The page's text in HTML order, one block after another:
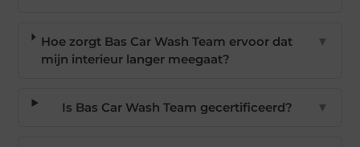
Hoe zorgt Bas Car Wash Team ervoor dat
mijn interieur langer meegaat?
▼
Is Bas Car Wash Team gecertificeerd? ▼